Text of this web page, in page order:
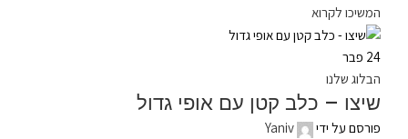
המשיכו לקרוא
24 פבר
הבלוג שלנו
שיצו – כלב קטן עם אופי גדול
פורסם על ידי Yaniv